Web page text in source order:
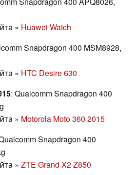
» Huawei Watch
Snapdragon 400 MSM8928,
» HTC Desire 630
: Qualcomm Snapdragon 400
» Motorola Moto 360 2015
Snapdragon 400
» ZTE Grand X2 Z850